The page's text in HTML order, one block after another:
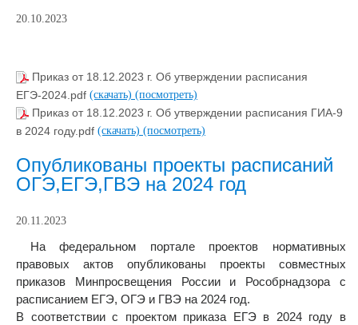
20.10.2023
Приказ от 18.12.2023 г. Об утверждении расписания
ЕГЭ-2024.pdf (скачать) (посмотреть)
Приказ от 18.12.2023 г. Об утверждении расписания ГИА-9
в 2024 году.pdf (скачать) (посмотреть)
Опубликованы проекты расписаний
ОГЭ,ЕГЭ,ГВЭ на 2024 год
20.11.2023
На федеральном портале проектов нормативных
правовых актов опубликованы проекты совместных
приказов Минпросвещения России и Рособрнадзора с
расписанием ЕГЭ, ОГЭ и ГВЭ на 2024 год.
В соответствии с проектом приказа ЕГЭ в 2024 году в